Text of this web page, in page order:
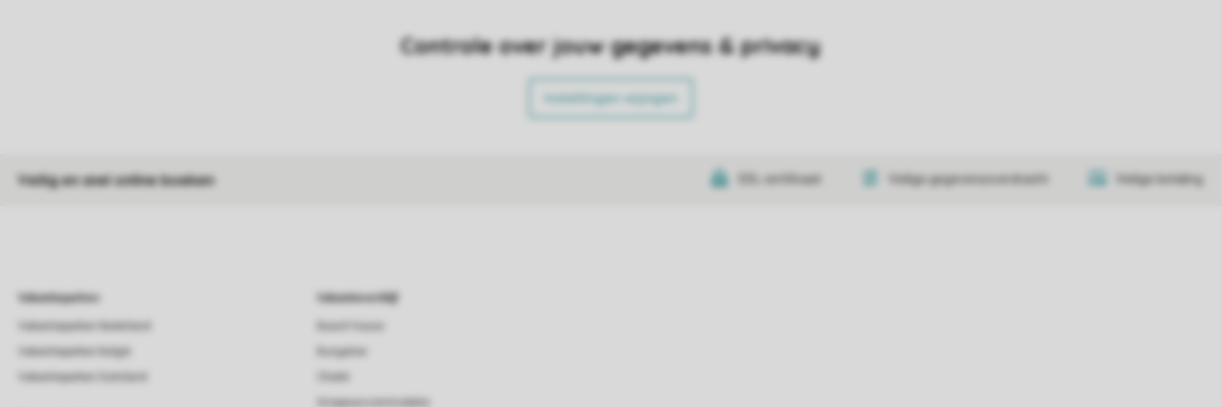
Controle over jouw gegevens & privacy
Instellingen wijzigen
Veilig en snel online boeken SSL certificaat Veilige gegevensoverdracht Veilige betaling
Vakantieparken Vakantieverblijf